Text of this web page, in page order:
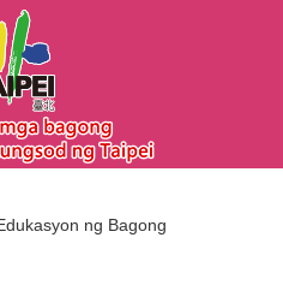
ng nilalaman
ng Bagong